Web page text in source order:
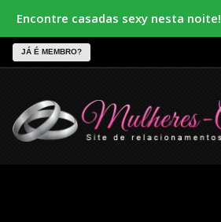
Encontre casadas sexy nesta noite!
JÁ É MEMBRO?